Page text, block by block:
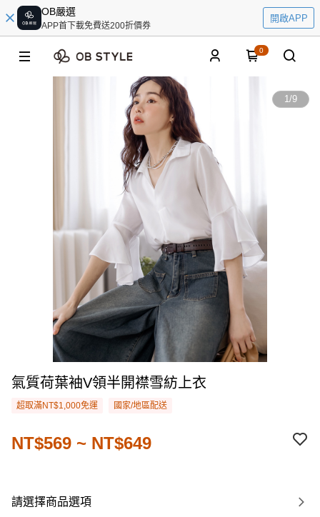
OB嚴選
APP首下載免費送200折價券
開啟APP
0
1/9
氣質荷葉袖V領半開襟雪紡上衣
超取滿NT$1,000免運 國家/地區配送
NT$569 ~ NT$649
請選擇商品選項